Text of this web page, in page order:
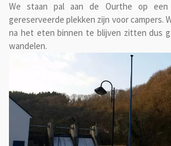
We staan pal aan de Ourthe op een
gereserveerde plekken zijn voor campers.
na het eten binnen te blijven zitten dus
wandelen.